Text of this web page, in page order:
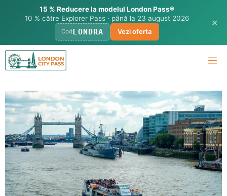
15 % Reducere la modelul London Pass®
10 % către Explorer Pass · până la 23 august 2026
CodLONDRA Vezi oferta
✕
Treci